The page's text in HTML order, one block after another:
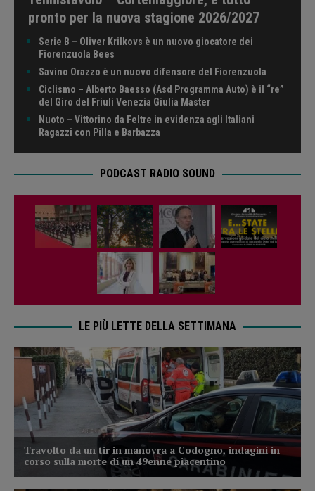
pronto per la nuova stagione 2026/2027
Serie B – Oliver Krilkovs è un nuovo giocatore dei
Fiorenzuola Bees
Savino Orazzo è un nuovo difensore del Fiorenzuola
Ciclismo – Alberto Baesso (Asd Programma Auto) è il “re”
del Giro del Friuli Venezia Giulia Master
Nuoto – Vittorino da Feltre in evidenza agli Italiani
Ragazzi con Pilla e Barbazza
PODCAST RADIO SOUND
LE PIÙ LETTE DELLA SETTIMANA